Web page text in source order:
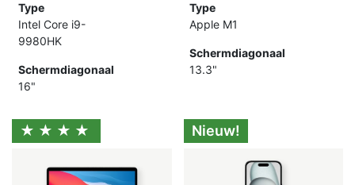
Type
Intel Core i9-
9980HK
Schermdiagonaal
16"
Type
Apple M1
Schermdiagonaal
13.3"
★★★★ Nieuw!